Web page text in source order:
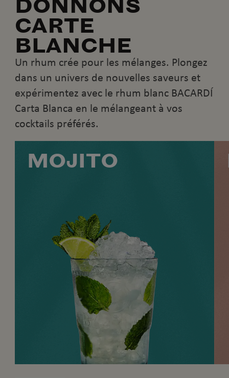
DONNONS
CARTE
BLANCHE
Un rhum crée pour les mélanges. Plongez
dans un univers de nouvelles saveurs et
expérimentez avec le rhum blanc BACARDÍ
Carta Blanca en le mélangeant à vos
cocktails préférés.
MOJITO